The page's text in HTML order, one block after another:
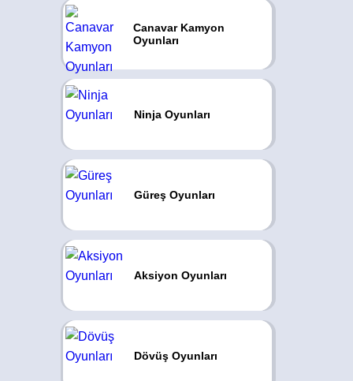
Canavar Kamyon
Oyunları
Ninja Oyunları
Güreş Oyunları
Aksiyon Oyunları
Dövüş Oyunları